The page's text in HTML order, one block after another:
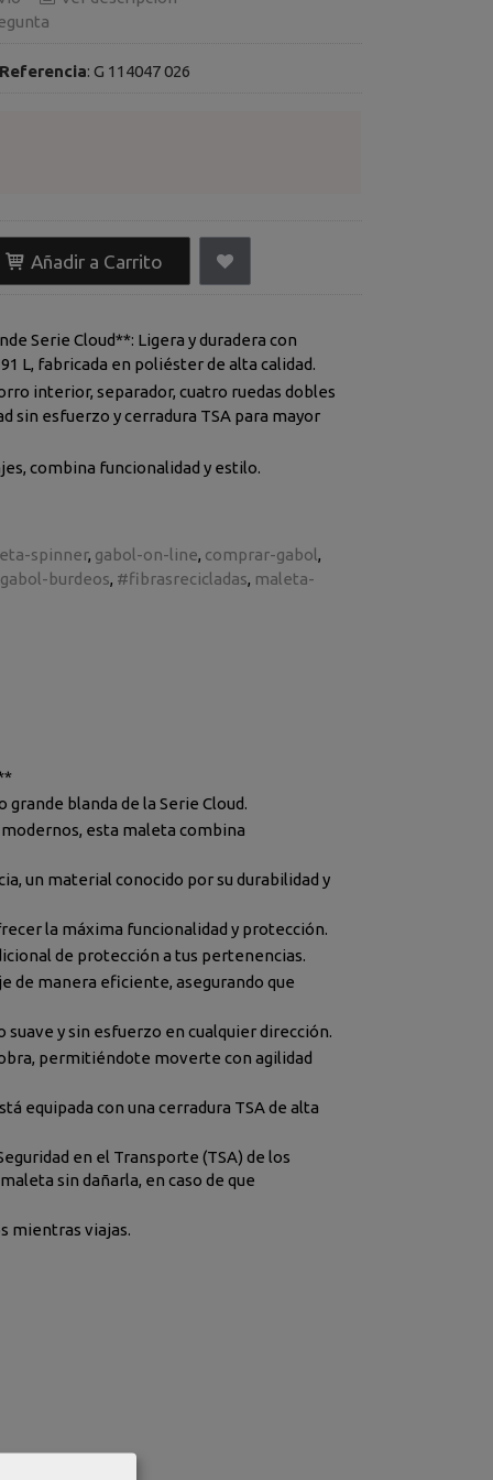
: G 114047 026
Añadir a Carrito
Serie Cloud**: Ligera y duradera con
L, fabricada en poliéster de alta calidad.
interior, separador, cuatro ruedas dobles
sin esfuerzo y cerradura TSA para mayor
combina funcionalidad y estilo.
spinner gabol-on-line comprar-gabol
gabol-burdeos #fibrasrecicladas maleta-
blanda de la Serie Cloud.
esta maleta combina
un material conocido por su durabilidad y
la máxima funcionalidad y protección.
de protección a tus pertenencias.
de manera eficiente, asegurando que
y sin esfuerzo en cualquier dirección.
permitiéndote moverte con agilidad
equipada con una cerradura TSA de alta
en el Transporte (TSA) de los
sin dañarla, en caso de que
mientras viajas.